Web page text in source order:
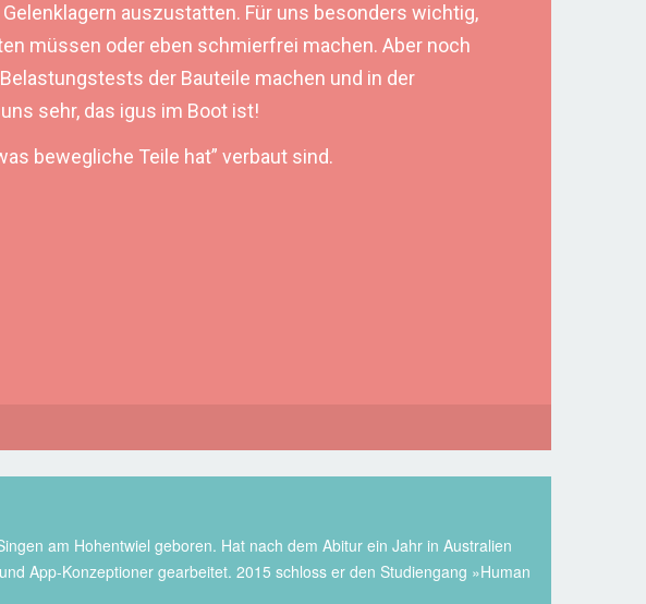
auszustatten. Für uns besonders wichtig,
müssen oder eben schmierfrei machen. Aber noch
der Bauteile machen und in der
sehr, das igus im Boot ist!
bewegliche Teile hat” verbaut sind.
am Hohentwiel geboren. Hat nach dem Abitur ein Jahr in Australien
App-Konzeptioner gearbeitet. 2015 schloss er den Studiengang »Human